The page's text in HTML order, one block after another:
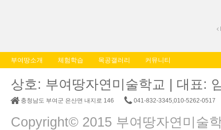
부여땅소개 체험학습 목공갤러리 커뮤니티
상호: 부여땅자연미술학교 | 대표:
충청남도 부여군 은산면 내지로 146 041-832-3345,010-5262-0517
Copyright© 2015 부여땅자연미술